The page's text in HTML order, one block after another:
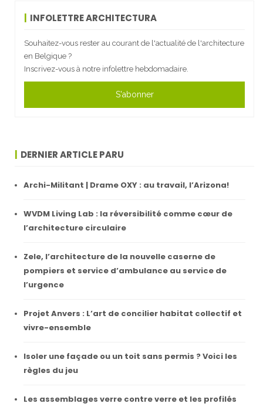
INFOLETTRE ARCHITECTURA
Souhaitez-vous rester au courant de l'actualité de l'architecture
en Belgique ?
Inscrivez-vous à notre infolettre hebdomadaire.
S'abonner
DERNIER ARTICLE PARU
Archi-Militant | Drame OXY : au travail, l’Arizona!
WVDM Living Lab : la réversibilité comme cœur de
l’architecture circulaire
Zele, l’architecture de la nouvelle caserne de
pompiers et service d’ambulance au service de
l’urgence
Projet Anvers : L’art de concilier habitat collectif et
vivre-ensemble
Isoler une façade ou un toit sans permis ? Voici les
règles du jeu
Les assemblages verre contre verre et les profilés